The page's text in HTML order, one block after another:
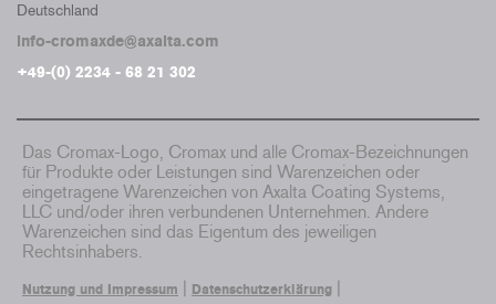
Deutschland
info-cromaxde@axalta.com
+49-(0) 2234 - 68 21 302
Das Cromax-Logo, Cromax und alle Cromax-Bezeichnungen
für Produkte oder Leistungen sind Warenzeichen oder
eingetragene Warenzeichen von Axalta Coating Systems,
LLC und/oder ihren verbundenen Unternehmen. Andere
Warenzeichen sind das Eigentum des jeweiligen
Rechtsinhabers.
Nutzung und Impressum Datenschutzerklärung